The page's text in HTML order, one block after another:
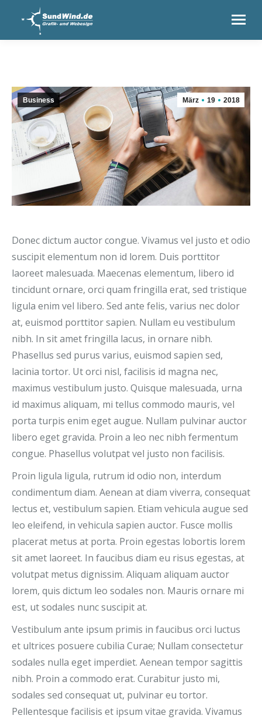
März 19 2018
Business
Donec dictum auctor congue. Vivamus vel justo et odio
suscipit elementum non id lorem. Duis porttitor
laoreet malesuada. Maecenas elementum, libero id
tincidunt ornare, orci quam fringilla erat, sed tristique
ligula enim vel libero. Sed ante felis, varius nec dolor
at, euismod porttitor sapien. Nullam eu vestibulum
nibh. In sit amet fringilla lacus, in ornare nibh.
Phasellus sed purus varius, euismod sapien sed,
lacinia tortor. Ut orci nisl, facilisis id magna nec,
maximus vestibulum justo. Quisque malesuada, urna
id maximus aliquam, mi tellus commodo mauris, vel
porta turpis enim eget augue. Nullam pulvinar auctor
libero eget gravida. Proin a leo nec nibh fermentum
congue. Phasellus volutpat vel justo non facilisis.
Proin ligula ligula, rutrum id odio non, interdum
condimentum diam. Aenean at diam viverra, consequat
lectus et, vestibulum sapien. Etiam vehicula augue sed
leo eleifend, in vehicula sapien auctor. Fusce mollis
placerat metus at porta. Proin egestas lobortis lorem
sit amet laoreet. In faucibus diam eu risus egestas, at
volutpat metus dignissim. Aliquam aliquam auctor
lorem, quis dictum leo sodales non. Mauris ornare mi
est, ut sodales nunc suscipit at.
Vestibulum ante ipsum primis in faucibus orci luctus
et ultrices posuere cubilia Curae; Nullam consectetur
sodales nulla eget imperdiet. Aenean tempor sagittis
nibh. Proin a commodo erat. Curabitur justo mi,
sodales sed consequat ut, pulvinar eu tortor.
Pellentesque facilisis et ipsum vitae gravida. Vivamus